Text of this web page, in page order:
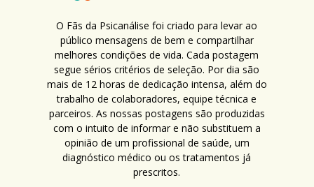
O Fãs da Psicanálise foi criado para levar ao
público mensagens de bem e compartilhar
melhores condições de vida. Cada postagem
segue sérios critérios de seleção. Por dia são
mais de 12 horas de dedicação intensa, além do
trabalho de colaboradores, equipe técnica e
parceiros. As nossas postagens são produzidas
com o intuito de informar e não substituem a
opinião de um profissional de saúde, um
diagnóstico médico ou os tratamentos já
prescritos.